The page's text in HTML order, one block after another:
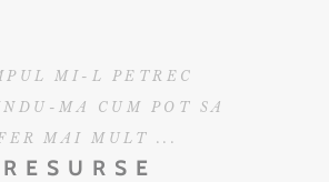
MI-L PETREC
MA CUM POT SA
MAI MULT ...
RESURSE